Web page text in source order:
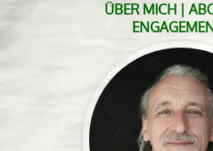
ÜBER MICH |